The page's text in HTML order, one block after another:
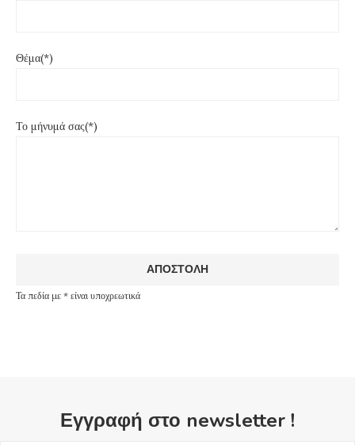
Θέμα(*)
Το μήνυμά σας(*)
Τα πεδία με * είναι υποχρεωτικά
Εγγραφή στο newsletter !